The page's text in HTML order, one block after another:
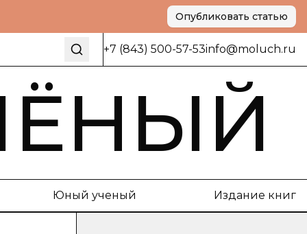
Опубликовать статью
+7 (843) 500-57-53info@moluch.ru
Юный ученый Издание книг